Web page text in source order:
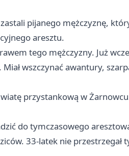
pijanego mężczyznę,
aresztu.
tego mężczyzny. Już
wszczynać awantury,
przystankową w
do tymczasowego
33-latek nie przestrzegał